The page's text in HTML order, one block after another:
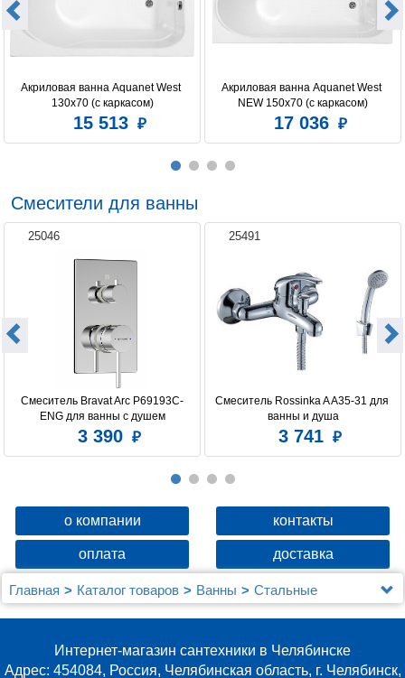
Акриловая ванна Aquanet West
130x70 (с каркасом)
15 513
Акриловая ванна Aquanet West
NEW 150x70 (с каркасом)
17 036
Смесители для ванны
25046
Смеситель Bravat Arc P69193C-
ENG для ванны с душем
3 390
25491
Смеситель Rossinka A A35-31 для
ванны и душа
3 741
о компании контакты
оплата доставка
Главная Каталог товаров Ванны
Стальные
Мойка настол.монтаж 53х43 (3,0) вып 3 1/2 MIXLINE
Интернет-магазин сантехники в Челябинске
Адрес: 454084, Россия, Челябинская область, г. Челябинск,